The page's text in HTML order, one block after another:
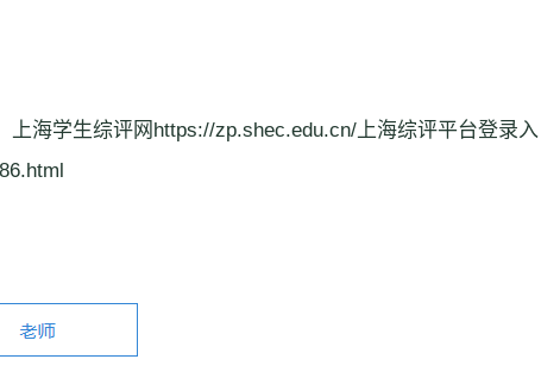
上海学生综评网https://zp.shec.edu.cn/上海综评平台登录入